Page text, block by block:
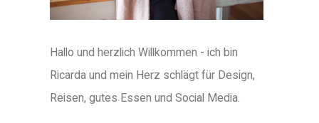
Hallo und herzlich Willkommen - ich bin
Ricarda und mein Herz schlägt für Design,
Reisen, gutes Essen und Social Media.